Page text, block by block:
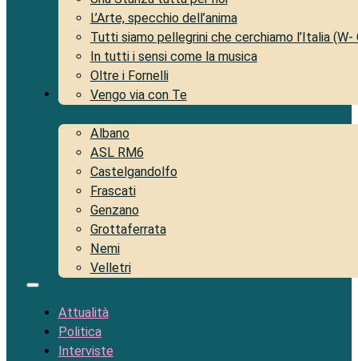
L’Arte, specchio dell’anima
Tutti siamo pellegrini che cerchiamo l’Italia (W-
In tutti i sensi come la musica
Oltre i Fornelli
Vengo via con Te
Territorio
Albano
ASL RM6
Castelgandolfo
Frascati
Genzano
Grottaferrata
Nemi
Velletri
Attualità
Politica
Interviste